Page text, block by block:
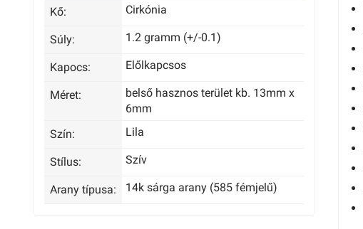
Kő: Cirkónia
Súly: 1.2 gramm (+/-0.1)
Kapocs: Előlkapcsos
Méret:
belső hasznos terület kb. 13mm x
6mm
Szín:
Lila
Stílus: Szív
Arany típusa: 14k sárga arany (585 fémjelű)